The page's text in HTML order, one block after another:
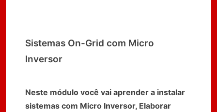
Sistemas On-Grid com Micro
Inversor
Neste módulo você vai aprender a instalar
sistemas com Micro Inversor, Elaborar